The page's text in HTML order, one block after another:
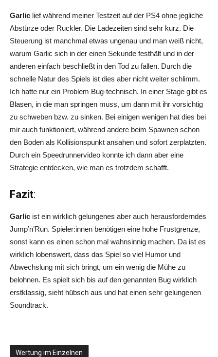
Garlic lief während meiner Testzeit auf der PS4 ohne jegliche
Abstürze oder Ruckler. Die Ladezeiten sind sehr kurz. Die
Steuerung ist manchmal etwas ungenau und man weiß nicht,
warum Garlic sich in der einen Sekunde festhält und in der
anderen einfach beschließt in den Tod zu fallen. Durch die
schnelle Natur des Spiels ist dies aber nicht weiter schlimm.
Ich hatte nur ein Problem Bug-technisch. In einer Stage gibt es
Blasen, in die man springen muss, um dann mit ihr vorsichtig
zu schweben bzw. zu sinken. Bei einigen wenigen hat dies bei
mir auch funktioniert, während andere beim Spawnen schon
den Boden als Kollisionspunkt ansahen und sofort zerplatzten.
Durch ein Speedrunnervideo konnte ich dann aber eine
Strategie entdecken, wie man es trotzdem schafft.
Fazit:
Garlic ist ein wirklich gelungenes aber auch herausforderndes
Jump’n’Run. Spieler:innen benötigen eine hohe Frustgrenze,
sonst kann es einen schon mal wahnsinnig machen. Da ist es
wirklich lobenswert, dass das Spiel so viel Humor und
Abwechslung mit sich bringt, um ein wenig die Mühe zu
belohnen. Es spielt sich bis auf den genannten Bug wirklich
erstklassig, sieht hübsch aus und hat einen sehr gelungenen
Soundtrack.
Wertung im Einzelnen